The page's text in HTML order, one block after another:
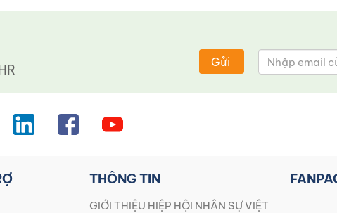
Gửi
THÔNG TIN
GIỚI THIỆU HIỆP HỘI NHÂN SỰ VIỆT